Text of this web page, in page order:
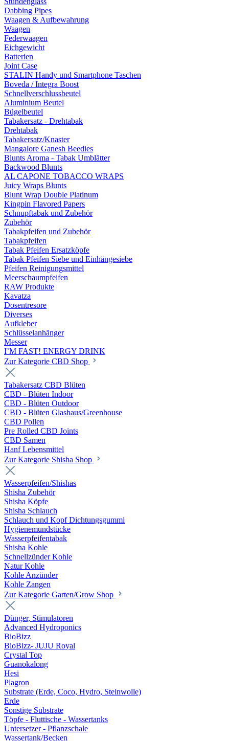
Dabbing Pipes
Waagen & Aufbewahrung
Waagen
Federwaagen
Eichgewicht
Batterien
Joint Case
STALIN Handy und Smartphone Taschen
Boveda / Integra Boost
Schnellverschlussbeutel
Aluminium Beutel
Bügelbeutel
Tabakersatz - Drehtabak
Drehtabak
Tabakersatz/Knaster
Mangalore Ganesh Beedies
Blunts Aroma - Tabak Umblätter
Backwood Blunts
AL CAPONE TOBACCO WRAPS
Juicy Wraps Blunts
Blunt Wrap Double Platinum
Kingpin Flavored Papers
Schnupftabak und Zubehör
Zubehör
Tabakpfeifen und Zubehör
Tabakpfeifen
Tabak Pfeifen Ersatzköpfe
Tabak Pfeifen Siebe und Einhängesiebe
Pfeifen Reinigungsmittel
Meerschaumpfeifen
RAW Produkte
Kavatza
Dosentresore
Diverses
Aufkleber
Schlüsselanhänger
Messer
I’M FAST! ENERGY DRINK
Zur Kategorie CBD Shop
Tabakersatz CBD Blüten
CBD - Blüten Indoor
CBD - Blüten Outdoor
CBD - Blüten Glashaus/Greenhouse
CBD Pollen
Pre Rolled CBD Joints
CBD Samen
Hanf Lebensmittel
Zur Kategorie Shisha Shop
Wasserpfeifen/Shishas
Shisha Zubehör
Shisha Köpfe
Shisha Schlauch
Schlauch und Kopf Dichtungsgummi
Hygienemundstücke
Wasserpfeifentabak
Shisha Kohle
Schnellzünder Kohle
Natur Kohle
Kohle Anzünder
Kohle Zangen
Zur Kategorie Garten/Grow Shop
Dünger, Stimulatoren
Advanced Hydroponics
BioBizz
BioBizz- JUJU Royal
Crystal Top
Guanokalong
Hesi
Plagron
Substrate (Erde, Coco, Hydro, Steinwolle)
Erde
Sonstige Substrate
Töpfe - Fluttische - Wassertanks
Untersetzer - Pflanzschale
Wassertank/Becken